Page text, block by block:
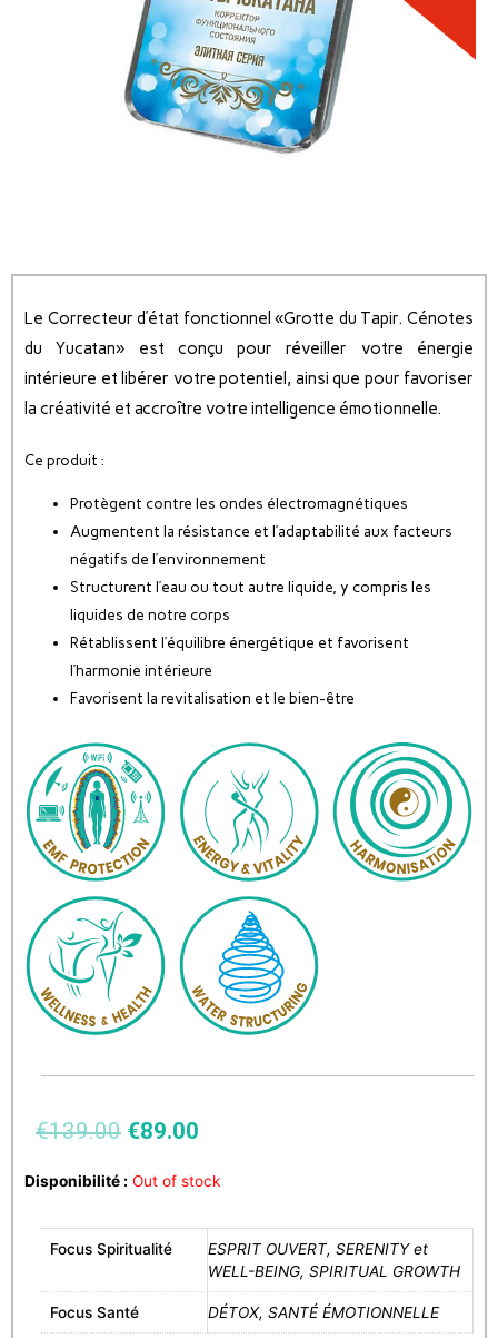
Le Correcteur d’état fonctionnel «Grotte du Tapir. Cénotes
du Yucatan» est conçu pour réveiller votre énergie
intérieure et libérer votre potentiel, ainsi que pour favoriser
la créativité et accroître votre intelligence émotionnelle.
Ce produit :
Protègent contre les ondes électromagnétiques
Augmentent la résistance et l’adaptabilité aux facteurs
négatifs de l’environnement
Structurent l’eau ou tout autre liquide, y compris les
liquides de notre corps
Rétablissent l’équilibre énergétique et favorisent
l’harmonie intérieure
Favorisent la revitalisation et le bien-être
€139.00 €89.00
Disponibilité : Out of stock
Focus Spiritualité
ESPRIT OUVERT, SERENITY et
WELL-BEING, SPIRITUAL GROWTH
Focus Santé DÉTOX, SANTÉ ÉMOTIONNELLE